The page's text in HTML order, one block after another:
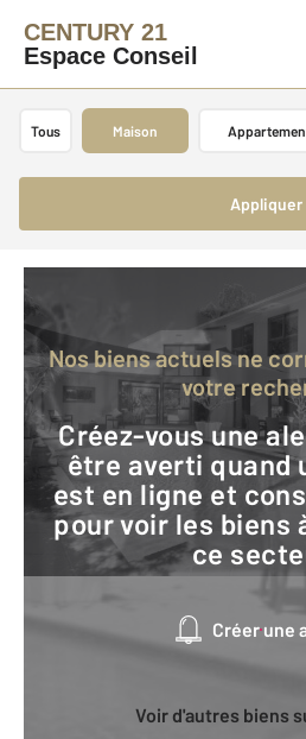
CENTURY 21
Espace Conseil
Tous Maison
Appliquer
Nos biens actuels ne correspondent pas à
votre
Créez-vous une alerte mail pour
être averti quand
est en ligne et
pour voir les biens
ce
Créer une
Voir d'autres biens